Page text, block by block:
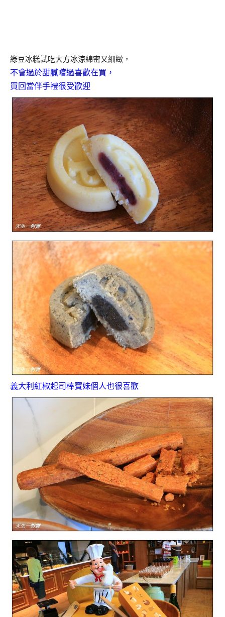
綠豆冰糕試吃大方冰涼綿密又細緻，
不會過於甜膩嚐過喜歡在買，
買回當伴手禮很受歡迎
義大利紅椒起司棒寶妹個人也很喜歡